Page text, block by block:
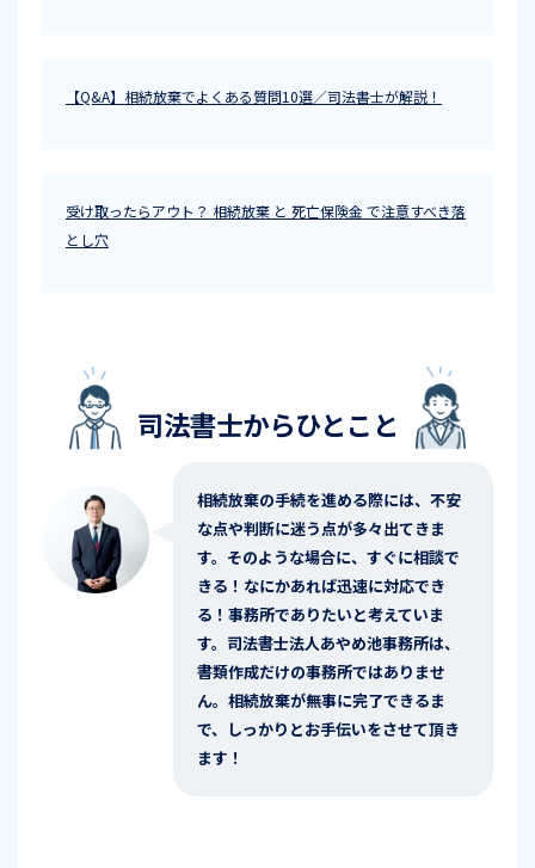
【Q&A】相続放棄でよくある質問10選／司法書士が解説！
受け取ったらアウト？ 相続放棄 と 死亡保険金 で注意すべき落
とし穴
司法書士からひとこと
相続放棄の手続を進める際には、不安
な点や判断に迷う点が多々出てきま
す。そのような場合に、すぐに相談で
きる！なにかあれば迅速に対応でき
る！事務所でありたいと考えていま
す。司法書士法人あやめ池事務所は、
書類作成だけの事務所ではありませ
ん。相続放棄が無事に完了できるま
で、しっかりとお手伝いをさせて頂き
ます！